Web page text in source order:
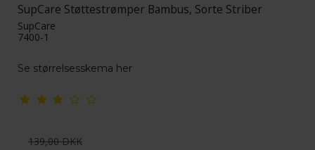
SupCare Støttestrømper Bambus, Sorte Striber
SupCare
7400-1
Se størrelsesskema her
139,00 DKK